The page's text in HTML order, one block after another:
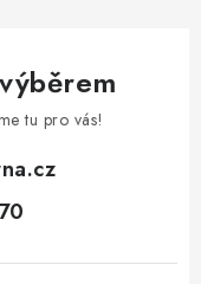
tu pro vás!